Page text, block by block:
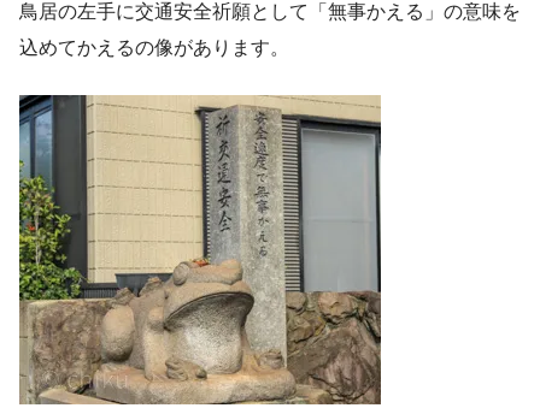
鳥居の左手に交通安全祈願として「無事かえる」の意味を
込めてかえるの像があります。